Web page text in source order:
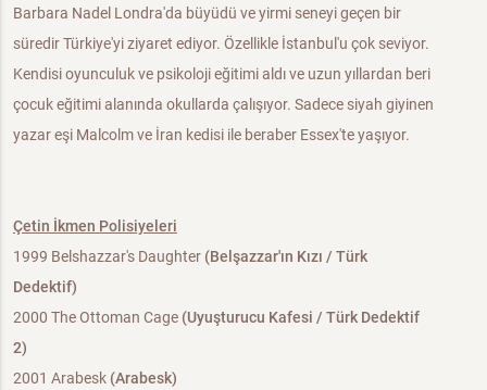
Barbara Nadel Londra'da büyüdü ve yirmi seneyi geçen bir
süredir Türkiye'yi ziyaret ediyor. Özellikle İstanbul'u çok seviyor.
Kendisi oyunculuk ve psikoloji eğitimi aldı ve uzun yıllardan beri
çocuk eğitimi alanında okullarda çalışıyor. Sadece siyah giyinen
yazar eşi Malcolm ve İran kedisi ile beraber Essex'te yaşıyor.
Çetin İkmen Polisiyeleri
1999 Belshazzar's Daughter (Belşazzar'ın Kızı / Türk
Dedektif)
2000 The Ottoman Cage(Uyuşturucu Kafesi / Türk Dedektif
2)
2001 Arabesk(Arabesk)